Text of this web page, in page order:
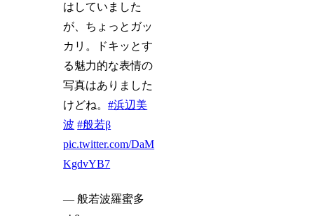
はしていました
が、ちょっとガッ
カリ。ドキッとす
る魅力的な表情の
写真はありました
けどね。#浜辺美
波 #般若β
pic.twitter.com/DaM
KgdvYB7
— 般若波羅蜜多